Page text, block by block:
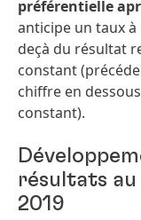
préférentielle
anticipe un taux
deçà du résultat
constant
chiffre en
constant).
résultats
2019